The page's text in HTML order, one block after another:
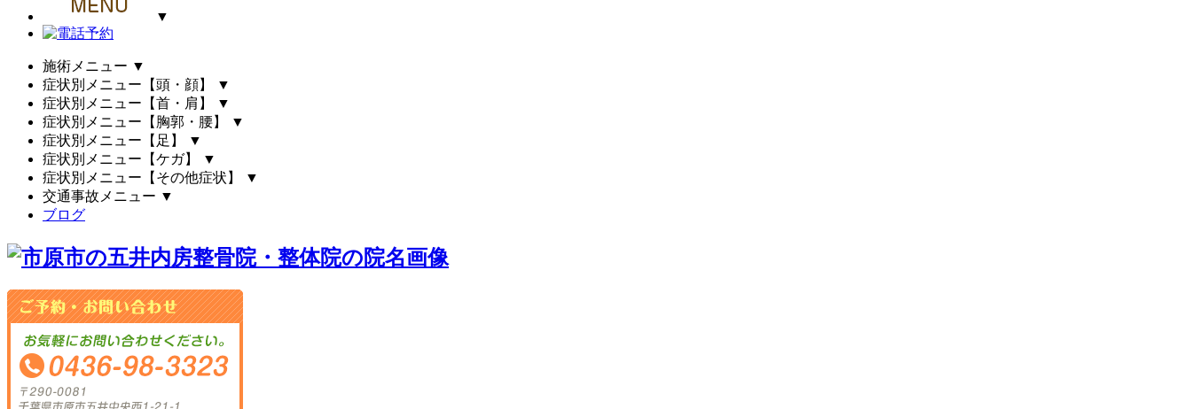
▼
施術メニュー ▼
症状別メニュー【頭・顔】
▼
症状別メニュー【首・肩】
▼
症状別メニュー【胸郭・腰】
▼
症状別メニュー【足】
▼
症状別メニュー【ケガ】
▼
症状別メニュー【その他症状】
▼
交通事故メニュー ▼
ブログ